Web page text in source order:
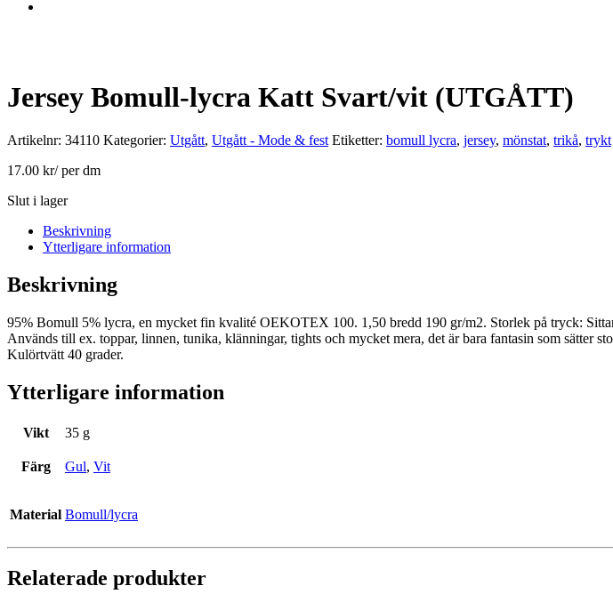
Jersey Bomull-lycra Katt Svart/vit (UTGÅTT)
Artikelnr: 34110 Kategorier: Utgått, Utgått - Mode & fest Etiketter: bomull lycra, jersey, mönstat, trikå, trykt
17.00 kr/ per dm
Slut i lager
Beskrivning
Ytterligare information
Beskrivning
95% Bomull 5% lycra, en mycket fin kvalité OEKOTEX 100. 1,50 bredd 190 gr/m2. Storlek på tryck:
Används till ex. toppar, linnen, tunika, klänningar, tights och mycket mera, det är bara fantasin som sätter
Kulörtvätt 40 grader.
Ytterligare information
Vikt 35 g
Färg Gul, Vit
Material Bomull/lycra
Relaterade produkter